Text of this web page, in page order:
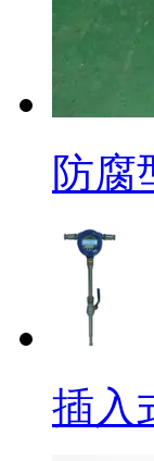
防腐
插入